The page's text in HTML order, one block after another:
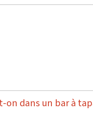
on dans un bar à